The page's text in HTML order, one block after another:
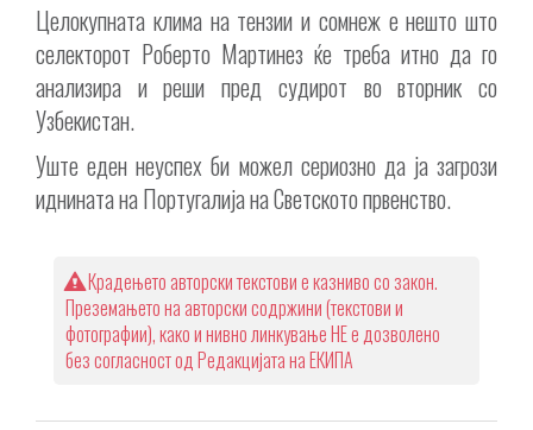
Целокупната клима на тензии и сомнеж е нешто што
селекторот Роберто Мартинез ќе треба итно да го
анализира и реши пред судирот во вторник со
Узбекистан.
Уште еден неуспех би можел сериозно да ја загрози
иднината на Португалија на Светското првенство.
Крадењето авторски текстови е казниво со закон.
Преземањето на авторски содржини (текстови и
фотографии), како и нивно линкување НЕ е дозволено
без согласност од Редакцијата на ЕКИПА